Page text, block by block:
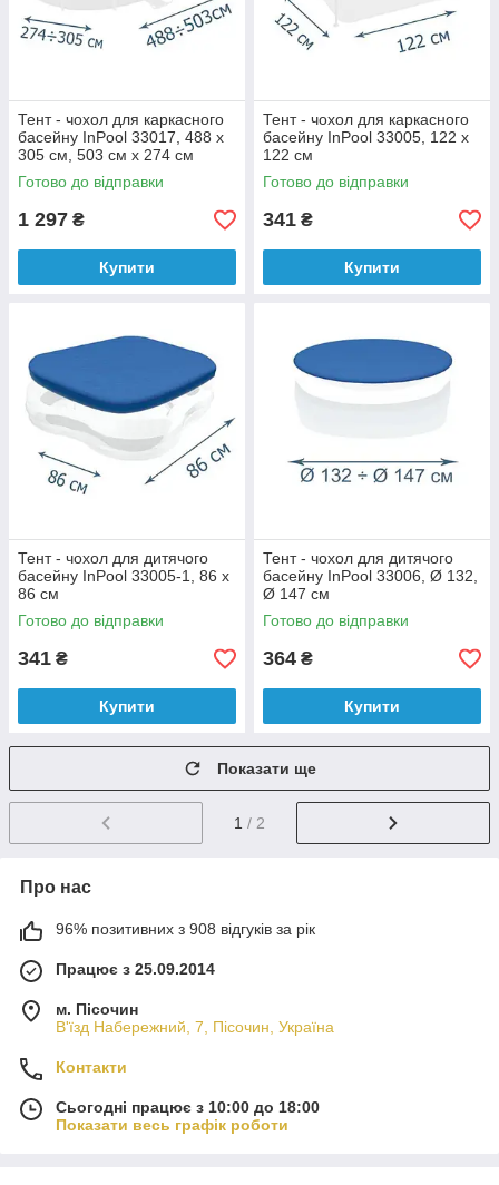
Тент - чохол для каркасного
басейну InPool 33017, 488 х
305 см, 503 см х 274 см
Готово до відправки
1 297 ₴
Купити
Тент - чохол для каркасного
басейну InPool 33005, 122 х
122 см
Готово до відправки
341 ₴
Купити
Тент - чохол для дитячого
басейну InPool 33005-1, 86 х
86 см
Готово до відправки
341 ₴
Купити
Тент - чохол для дитячого
басейну InPool 33006, Ø 132,
Ø 147 см
Готово до відправки
364 ₴
Купити
Показати ще
1 / 2
Про нас
96% позитивних з 908 відгуків за рік
Працює з 25.09.2014
м. Пісочин
В'їзд Набережний, 7, Пісочин, Україна
Контакти
Сьогодні працює з 10:00 до 18:00
Показати весь графік роботи